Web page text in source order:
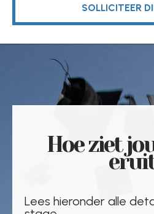
SOLLICITEER
Hoe ziet
Lees hieronder alle